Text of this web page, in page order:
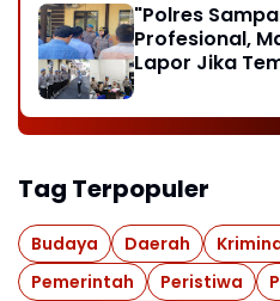
"Polres
Profesional,
Lapor Jika
Tag Terpopuler
Budaya Daerah
Pemerintah
Peristiwa